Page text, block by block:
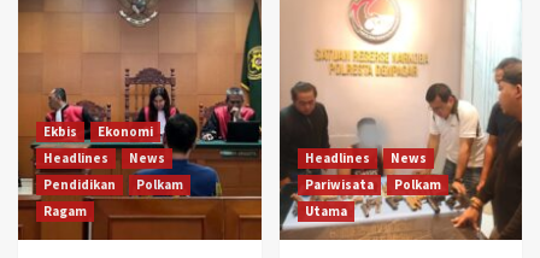
Ekbis
Ekonomi
Headlines
News
Pendidikan
Polkam
Ragam
Headlines
News
Pariwisata
Polkam
Utama